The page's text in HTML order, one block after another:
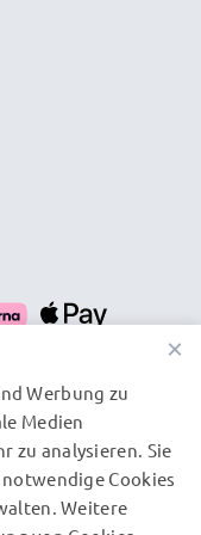
×
Werbung zu
Medien
zu analysieren. Sie
Cookies
Weitere